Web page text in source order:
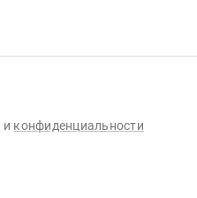
и конфиденциальности